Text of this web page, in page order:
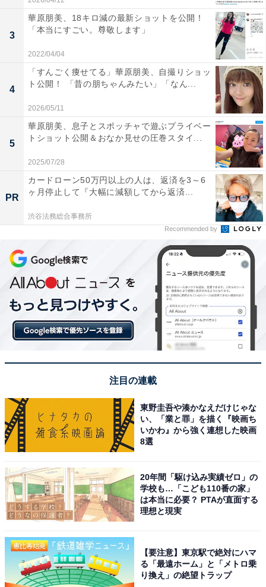
3
華原朋美、18キロ減の最新ショットを公開！
「本当にすごい。尊敬します」
2022/04/04
4
「すんごく痩せてる」華原朋美、自撮りショッ
ト公開！ 「昔の朋ちゃんみたい」「なん...
2026/05/11
5
華原朋美、息子とスポッチャで遊ぶプライベー
トショット公開＆おなか見せの圧巻スタイ...
2025/07/28
PR
カードローン50万円以上の人は、返済を3～6
ヶ月停止して『大幅に減額してから返済...
渋谷法務総合事務所
Recommended by
注目の連載
東野圭吾や湊かなえだけじゃな
い、「業と罪」を描く『映画ち
いかわ』から強く連想した映画
8選
20年間「駆け込み実績ゼロ」の
学校も…「こども110番の家」
は本当に必要？ PTAが直面する
理想と現実
【要注意】東京駅で絶対にハマ
る「最遠ホーム」と「メトロ乗
り換え」の絶望トラップ